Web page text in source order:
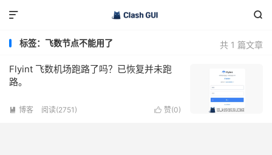


共 1 篇文章
标签：飞数节点不能用了
Flyint 飞数机场跑路了吗？已恢复并未跑
路。
 赞(0)
 博客 阅读(2751)